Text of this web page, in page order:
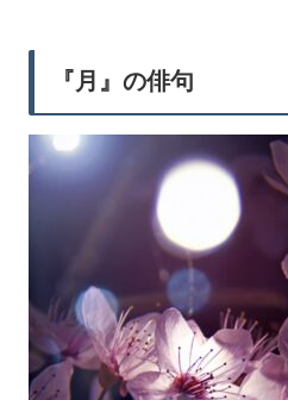
『月』の俳句